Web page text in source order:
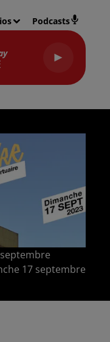
Podcasts
17 septembre